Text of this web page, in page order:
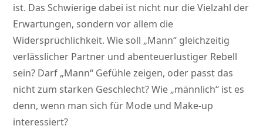
ist. Das Schwierige dabei ist nicht nur die Vielzahl der
Erwartungen, sondern vor allem die
Widersprüchlichkeit. Wie soll „Mann“ gleichzeitig
verlässlicher Partner und abenteuerlustiger Rebell
sein? Darf „Mann“ Gefühle zeigen, oder passt das
nicht zum starken Geschlecht? Wie „männlich“ ist es
denn, wenn man sich für Mode und Make-up
interessiert?